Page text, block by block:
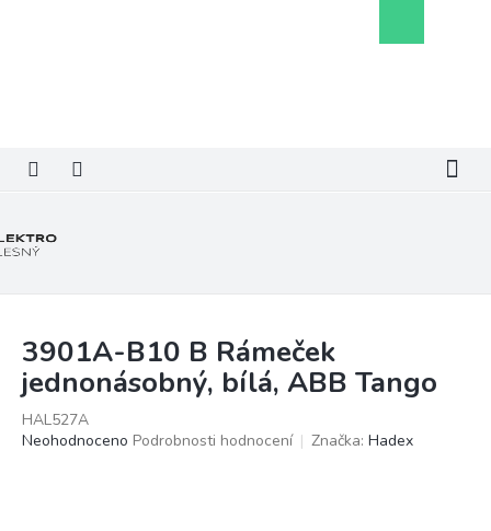
košík
3901A-B10 B Rámeček
jednonásobný, bílá, ABB Tango
HAL527A
Průměrné
Neohodnoceno Podrobnosti hodnocení Značka: Hadex